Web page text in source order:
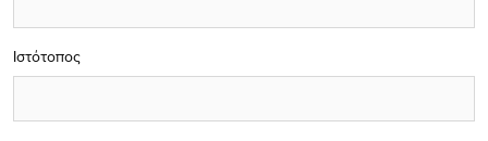
Ιστότοπος